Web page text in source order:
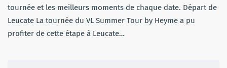
tournée et les meilleurs moments de chaque date. Départ de
Leucate La tournée du VL Summer Tour by Heyme a pu
profiter de cette étape à Leucate…